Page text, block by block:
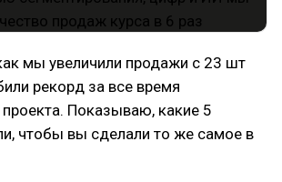
мы увеличили продажи с 23 шт
рекорд за все время
Показываю, какие 5
чтобы вы сделали то же самое в